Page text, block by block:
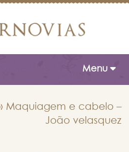
Toggle
Menu
Maquiagem e cabelo –
João velasquez